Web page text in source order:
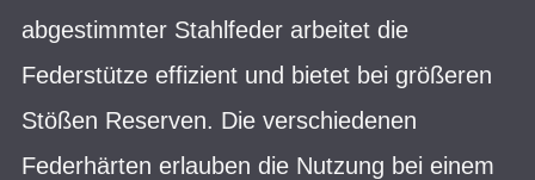
abgestimmter Stahlfeder arbeitet die
Federstütze effizient und bietet bei größeren
Stößen Reserven. Die verschiedenen
Federhärten erlauben die Nutzung bei einem